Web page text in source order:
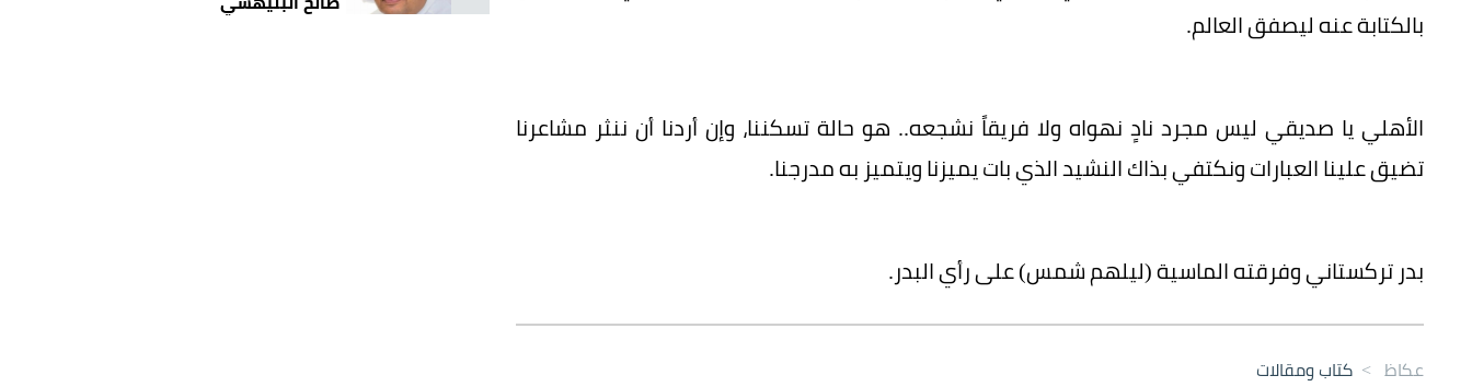
بالكتابة عنه ليصفق العالم.
الأهلي يا صديقي ليس مجرد نادٍ نهواه ولا فريقاً نشجعه.. هو حالة تسكننا، وإن أردنا أن ننثر مشاعرنا
تضيق علينا العبارات ونكتفي بذاك النشيد الذي بات يميزنا ويتميز به مدرجنا.
‏بدر تركستاني وفرقته الماسية (ليلهم شمس) على رأي البدر.
عكاظ > كتاب ومقالات